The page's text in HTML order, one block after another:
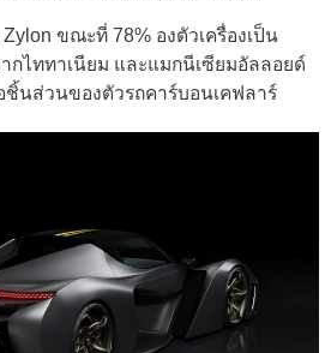
ขณะที่ 78% องตัวเครื่องเป็น
กไททาเนียม และแมกนีเซียมอัลลอยด์
ชิ้นส่วนของตัวรถคาร์บอนเคฟลาร์